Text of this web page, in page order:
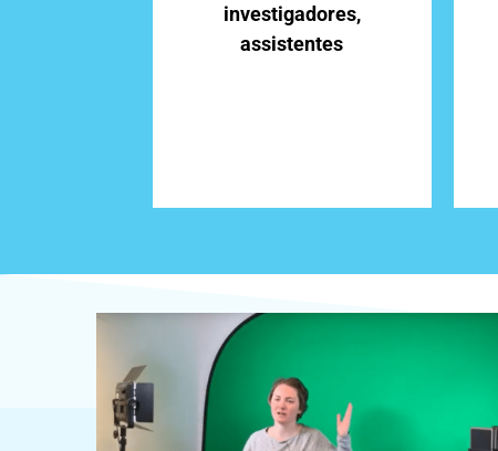
investigadores,
assistentes